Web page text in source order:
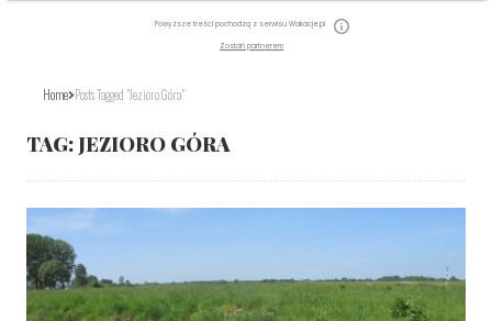
Powyższe treści pochodzą z serwisu Wakacje.pl
Zostań partnerem
Home Posts Tagged "Jezioro Góra"
TAG: JEZIORO GÓRA